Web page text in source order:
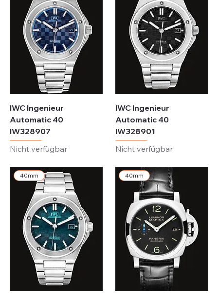
IWC Ingenieur
Automatic 40
IW328907
Nicht verfügbar
IWC Ingenieur
Automatic 40
IW328901
Nicht verfügbar
40mm 40mm